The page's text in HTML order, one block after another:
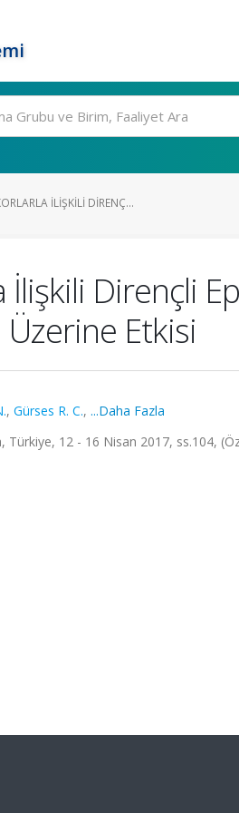
İLIŞKILI DIRENÇ...
Dirençli
Etkisi
, Gürses R. C., ...Daha Fazla
Türkiye, 12 - 16 Nisan 2017, ss.104,